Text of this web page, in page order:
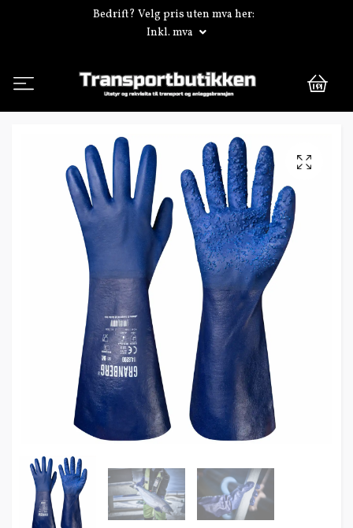
Bedrift? Velg pris uten mva her:
Inkl. mva
0